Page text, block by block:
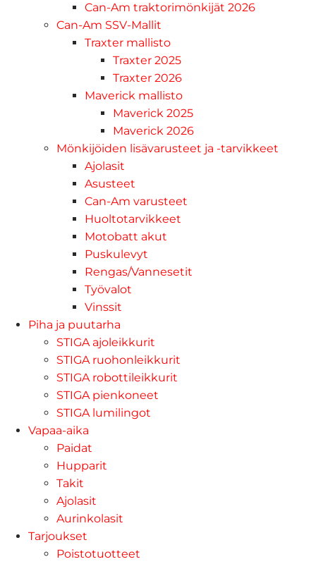
Can-Am traktorimönkijät 2026
Can-Am SSV-Mallit
Traxter mallisto
Traxter 2025
Traxter 2026
Maverick mallisto
Maverick 2025
Maverick 2026
Mönkijöiden lisävarusteet ja -tarvikkeet
Ajolasit
Asusteet
Can-Am varusteet
Huoltotarvikkeet
Motobatt akut
Puskulevyt
Rengas/Vannesetit
Työvalot
Vinssit
Piha ja puutarha
STIGA ajoleikkurit
STIGA ruohonleikkurit
STIGA robottileikkurit
STIGA pienkoneet
STIGA lumilingot
Vapaa-aika
Paidat
Hupparit
Takit
Ajolasit
Aurinkolasit
Tarjoukset
Poistotuotteet